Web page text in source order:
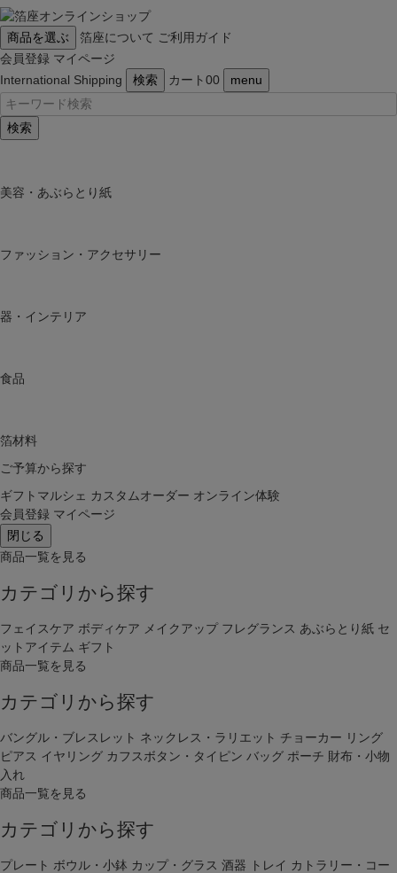
商品を選ぶ 箔座について ご利用ガイド
会員登録 マイページ
International Shipping
検索 カート00 menu
検索
美容・あぶらとり紙
ファッション・アクセサリー
器・インテリア
食品
箔材料
ご予算から探す
ギフトマルシェ カスタムオーダー オンライン体験
会員登録 マイページ
閉じる
商品一覧を見る
カテゴリから探す
フェイスケア ボディケア メイクアップ フレグランス あぶらとり紙 セ
ットアイテム ギフト
商品一覧を見る
カテゴリから探す
バングル・ブレスレット ネックレス・ラリエット チョーカー リング
ピアス イヤリング カフスボタン・タイピン バッグ ポーチ 財布・小物
入れ
商品一覧を見る
カテゴリから探す
プレート ボウル・小鉢 カップ・グラス 酒器 トレイ カトラリー・コー